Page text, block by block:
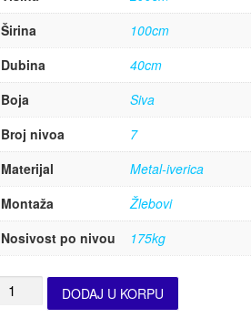
Širina
100cm
Dubina
40cm
Boja
Siva
Broj nivoa
7
Materijal
Metal-iverica
Montaža
Žlebovi
Nosivost po nivou
175kg
DODAJ U KORPU